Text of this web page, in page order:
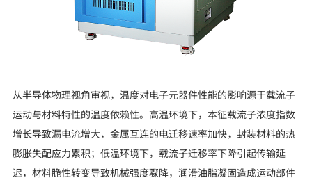
从半导体物理视角审视，温度对电子元器件性能的影响源于载流子
运动与材料特性的温度依赖性。高温环境下，本征载流子浓度指数
增长导致漏电流增大，金属互连的电迁移速率加快，封装材料的热
膨胀失配应力累积；低温环境下，载流子迁移率下降引起传输延
迟，材料脆性转变导致机械强度骤降，润滑油脂凝固造成运动部件